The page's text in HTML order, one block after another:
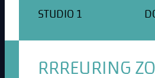
STUDIO 1
RRREURING